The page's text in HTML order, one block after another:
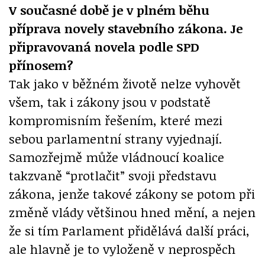
V současné době je v plném běhu
příprava novely stavebního zákona. Je
připravovaná novela podle SPD
přínosem?
Tak jako v běžném životě nelze vyhovět
všem, tak i zákony jsou v podstatě
kompromisním řešením, které mezi
sebou parlamentní strany vyjednají.
Samozřejmě může vládnoucí koalice
takzvaně “protlačit” svoji představu
zákona, jenže takové zákony se potom při
změně vlády většinou hned mění, a nejen
že si tím Parlament přidělává další práci,
ale hlavně je to vyloženě v neprospěch